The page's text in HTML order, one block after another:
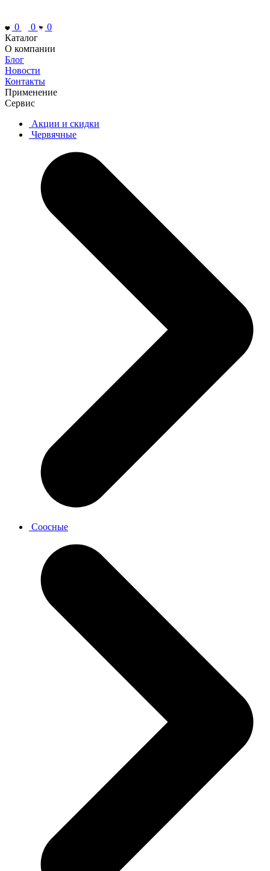
0 0
0
Каталог
О компании
Блог
Новости
Контакты
Применение
Сервис
Акции и скидки
Червячные
Соосные